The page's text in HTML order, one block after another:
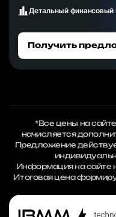
Детальный финансовый
Получить
*Все цены на
начисляется
Предложение
Информация на сайте
Итоговая цена